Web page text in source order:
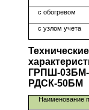
с обогревом
с узлом учета
Технические
ГРПШ-03БМ-
РДСК-50БМ
Наименование